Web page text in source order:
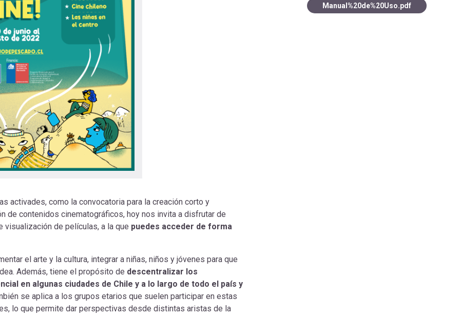
activades, como la convocatoria para la creación corto y
de contenidos cinematográficos, hoy nos invita a disfrutar de
de películas, a la que puedes acceder de forma
el arte y la cultura, integrar a niñas, niños y jóvenes para que
Además, tiene el propósito de descentralizar los
en algunas ciudades de Chile y a lo largo de todo el país y
se aplica a los grupos etarios que suelen participar en estas
lo que permite dar perspectivas desde distintas aristas de la
Manual%20de%20Uso.pdf